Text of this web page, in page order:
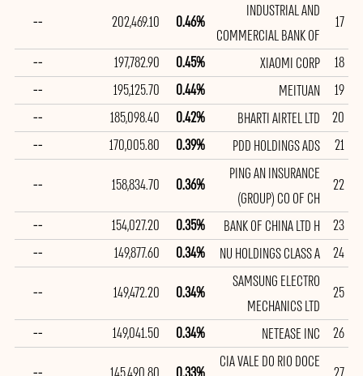
17
INDUSTRIAL AND
COMMERCIAL BANK OF
0.46%
202,469.10
--
18
XIAOMI CORP
0.45%
197,782.90
--
19
MEITUAN
0.44%
195,125.70
--
20
BHARTI AIRTEL LTD
0.42%
185,098.40
--
21
PDD HOLDINGS ADS
0.39%
170,005.80
--
22
PING AN INSURANCE
(GROUP) CO OF CH
0.36%
158,834.70
--
23
BANK OF CHINA LTD H
0.35%
154,027.20
--
24
NU HOLDINGS CLASS A
0.34%
149,877.60
--
25
SAMSUNG ELECTRO
MECHANICS LTD
0.34%
149,472.20
--
26
NETEASE INC
0.34%
149,041.50
--
CIA VALE DO RIO DOCE